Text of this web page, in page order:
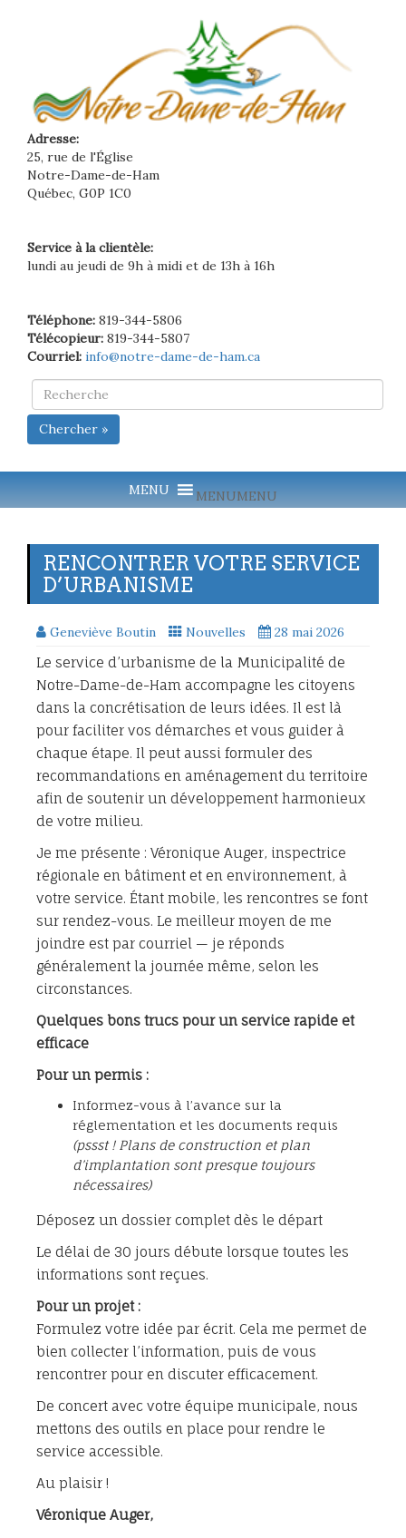
Adresse:
25, rue de l'Église
Notre-Dame-de-Ham
Québec, G0P 1C0
Service à la clientèle:
lundi au jeudi de 9h à midi et de 13h à 16h
Téléphone: 819-344-5806
Télécopieur: 819-344-5807
Courriel: info@notre-dame-de-ham.ca
Chercher »
MENUMENU
RENCONTRER VOTRE SERVICE
D’URBANISME
Geneviève Boutin Nouvelles 28 mai 2026
Le service d’urbanisme de la Municipalité de
Notre-Dame-de-Ham accompagne les citoyens
dans la concrétisation de leurs idées. Il est là
pour faciliter vos démarches et vous guider à
chaque étape. Il peut aussi formuler des
recommandations en aménagement du territoire
afin de soutenir un développement harmonieux
de votre milieu.
Je me présente : Véronique Auger, inspectrice
régionale en bâtiment et en environnement, à
votre service. Étant mobile, les rencontres se font
sur rendez-vous. Le meilleur moyen de me
joindre est par courriel — je réponds
généralement la journée même, selon les
circonstances.
Quelques bons trucs pour un service rapide et
efficace
Pour un permis :
Informez-vous à l’avance sur la
réglementation et les documents requis
(pssst ! Plans de construction et plan
d’implantation sont presque toujours
nécessaires)
Déposez un dossier complet dès le départ
Le délai de 30 jours débute lorsque toutes les
informations sont reçues.
Pour un projet :
Formulez votre idée par écrit. Cela me permet de
bien collecter l’information, puis de vous
rencontrer pour en discuter efficacement.
De concert avec votre équipe municipale, nous
mettons des outils en place pour rendre le
service accessible.
Au plaisir !
Véronique Auger,